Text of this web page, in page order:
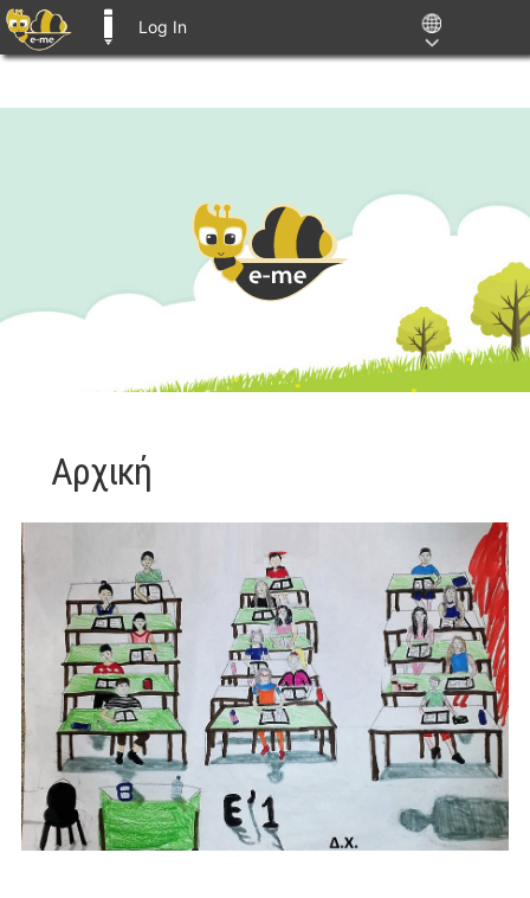
Log In
Αρχική